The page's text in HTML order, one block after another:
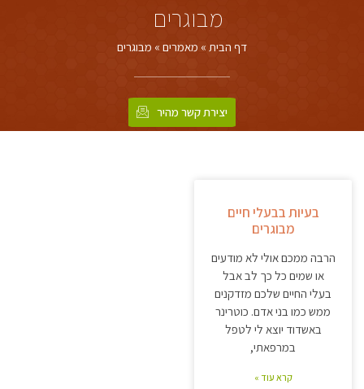
מבוגרים
דף הבית » מאמרים » מבוגרים
יצירת קשר מהיר
בעיות בבעלי חיים
מבוגרים
הרבה ממכם אולי לא מודעים
או שמים כל כך לב אבל
בעלי החיים שלכם מזדקנים
ממש כמו בני אדם. כוטרינר
באשדוד יוצא לי לטפל
במרפאתי,
קרא עוד »